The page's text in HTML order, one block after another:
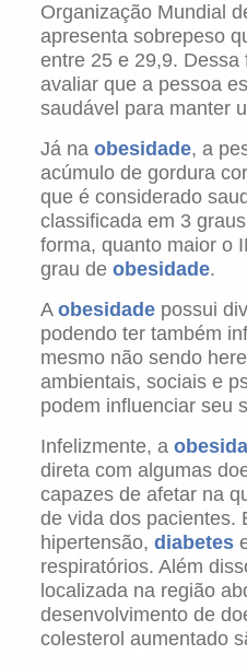
Organização Mundial
apresenta sobrepeso
entre 25 e 29,9. Dessa
avaliar que a pessoa
saudável para manter
Já na obesidade, a
acúmulo de gordura
que é considerado
classificada em 3
forma, quanto maior o
grau de obesidade.
A obesidadepossui
podendo ter também
mesmo não sendo
ambientais, sociais e
podem influenciar seu
Infelizmente, a
direta com algumas
capazes de afetar na
de vida dos pacientes.
hipertensão, diabetes
respiratórios. Além
localizada na região
desenvolvimento de
colesterol aumentado